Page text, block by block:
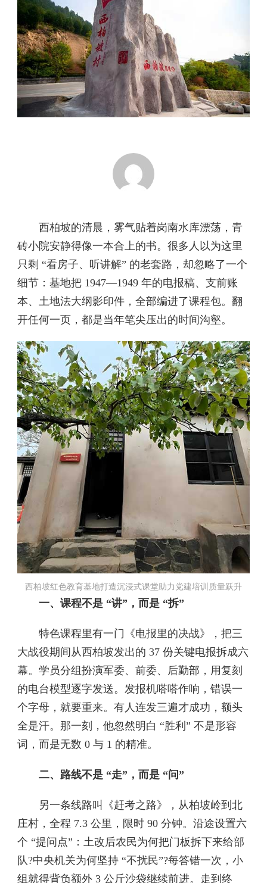
西柏坡的清晨，雾气贴着岗南水库漂荡，青
砖小院安静得像一本合上的书。很多人以为这里
只剩 “看房子、听讲解” 的老套路，却忽略了一个
细节：基地把 1947—1949 年的电报稿、支前账
本、土地法大纲影印件，全部编进了课程包。翻
开任何一页，都是当年笔尖压出的时间沟壑。
西柏坡红色教育基地打造沉浸式课堂助力党建培训质量跃升
一、课程不是 “讲”，而是 “拆”
特色课程里有一门《电报里的决战》，把三
大战役期间从西柏坡发出的 37 份关键电报拆成六
幕。学员分组扮演军委、前委、后勤部，用复刻
的电台模型逐字发送。发报机嗒嗒作响，错误一
个字母，就要重来。有人连发三遍才成功，额头
全是汗。那一刻，他忽然明白 “胜利” 不是形容
词，而是无数 0 与 1 的精准。
二、路线不是 “走”，而是 “问”
另一条线路叫《赶考之路》，从柏坡岭到北
庄村，全程 7.3 公里，限时 90 分钟。沿途设置六
个 “提问点”：土改后农民为何把门板拆下来给部
队?中央机关为何坚持 “不扰民”?每答错一次，小
组就得背负额外 3 公斤沙袋继续前进。走到终